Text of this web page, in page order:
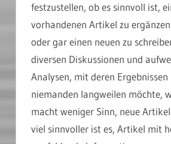
festzustellen, ob es sinnvoll ist,
vorhandenen Artikel zu
oder gar einen neuen zu
diversen Diskussionen und
Analysen, mit deren Ergebnissen
niemanden langweilen möchte,
macht weniger Sinn, neue
viel sinnvoller ist es, Artikel mit